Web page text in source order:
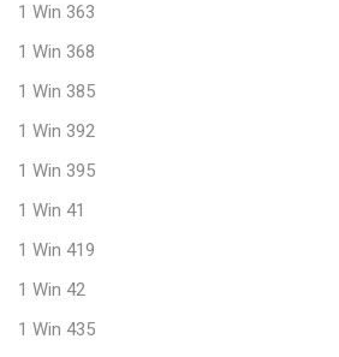
1 Win 363
1 Win 368
1 Win 385
1 Win 392
1 Win 395
1 Win 41
1 Win 419
1 Win 42
1 Win 435